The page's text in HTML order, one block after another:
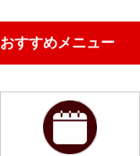
おすすめメニュー